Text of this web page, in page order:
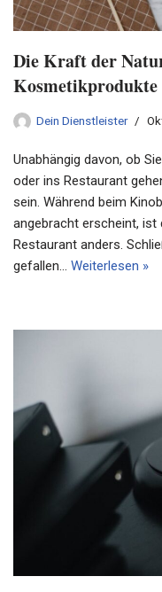
Die Kraft der
Kosmetikprodukte
Dein Dienstleister
Unabhängig davon, ob
oder ins Restaurant
sein. Während beim
angebracht erscheint, ist
Restaurant anders.
gefallen… Weiterlesen »